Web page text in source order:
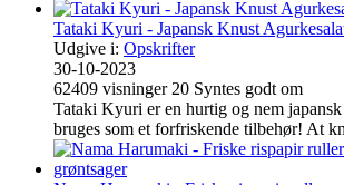
Tataki Kyuri - Japansk Knust
Udgive i: Opskrifter
30-10-2023
62409 visninger 20 Syntes godt om
Tataki Kyuri er en hurtig og nem
bruges som et forfriskende tilbehør! At